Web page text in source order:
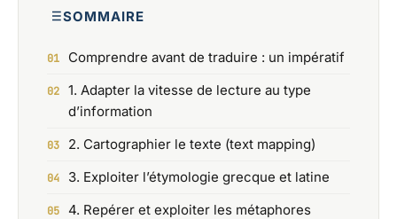
SOMMAIRE
Comprendre avant de traduire : un impératif
1. Adapter la vitesse de lecture au type
d’information
2. Cartographier le texte (text mapping)
3. Exploiter l’étymologie grecque et latine
4. Repérer et exploiter les métaphores